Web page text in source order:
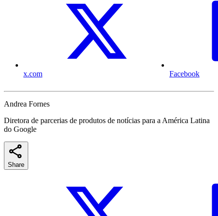
x.com Facebook
Andrea Fornes
Diretora de parcerias de produtos de notícias para a América Latina
do Google
Share